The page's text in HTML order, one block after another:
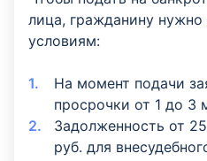
лица, гражданину нужно
условиям:
На момент подачи
просрочки от 1 до 3
Задолженность от
руб. для